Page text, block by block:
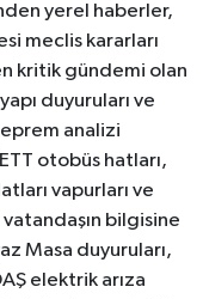
yerel haberler,
meclis kararları
kritik gündemi olan
duyuruları ve
analizi
otobüs hatları,
vapurları ve
bilgisine
Masa duyuruları,
elektrik arıza